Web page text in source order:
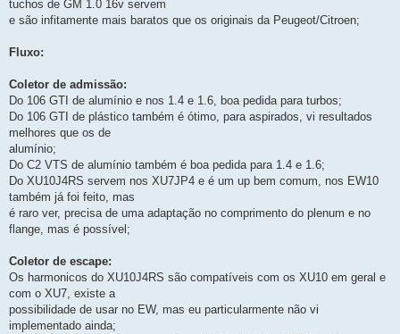
tuchos de GM 1.0 16v servem
e são infitamente mais baratos que os originais da Peugeot/Citroen;
Fluxo:
Coletor de admissão:
Do 106 GTI de alumínio e nos 1.4 e 1.6, boa pedida para turbos;
Do 106 GTI de plástico também é ótimo, para aspirados, vi resultados
melhores que os de
alumínio;
Do C2 VTS de alumínio também é boa pedida para 1.4 e 1.6;
Do XU10J4RS servem nos XU7JP4 e é um up bem comum, nos EW10
também já foi feito, mas
é raro ver, precisa de uma adaptação no comprimento do plenum e no
flange, mas é possível;
Coletor de escape:
Os harmonicos do XU10J4RS são compatíveis com os XU10 em geral e
com o XU7, existe a
possibilidade de usar no EW, mas eu particularmente não vi
implementado ainda;